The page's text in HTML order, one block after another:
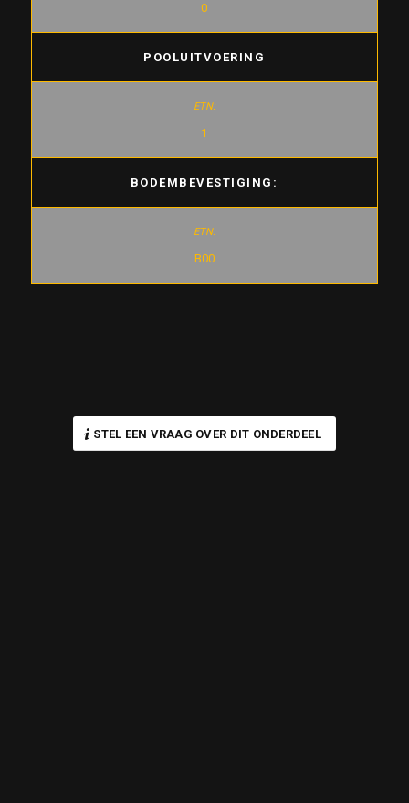
0
POOLUITVOERING
1
BODEMBEVESTIGING:
B00
STEL EEN VRAAG OVER DIT ONDERDEEL